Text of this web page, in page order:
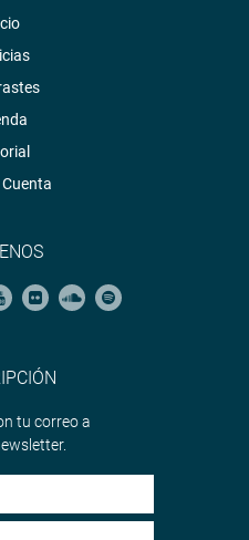
tu correo a